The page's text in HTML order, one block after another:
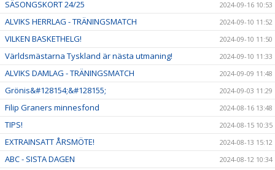
SÄSONGSKORT 24/25 2024-09-16 10:53
ALVIKS HERRLAG - TRÄNINGSMATCH 2024-09-10 11:52
VILKEN BASKETHELG! 2024-09-10 11:50
Världsmästarna Tyskland är nästa utmaning! 2024-09-10 11:33
ALVIKS DAMLAG - TRÄNINGSMATCH 2024-09-09 11:48
Grönis&#128154;&#128155; 2024-09-03 11:29
Filip Graners minnesfond 2024-08-16 13:48
TIPS! 2024-08-15 10:35
EXTRAINSATT ÅRSMÖTE! 2024-08-13 15:12
ABC - SISTA DAGEN 2024-08-12 10:34